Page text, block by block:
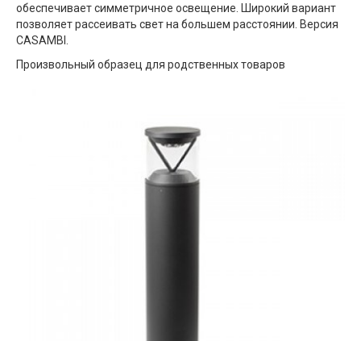
обеспечивает симметричное освещение. Широкий вариант
позволяет рассеивать свет на большем расстоянии. Версия
CASAMBI.
Произвольный образец для родственных товаров